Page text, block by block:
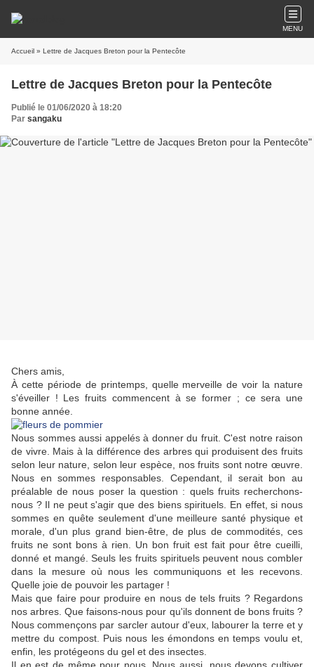
MENU
Accueil » Lettre de Jacques Breton pour la Pentecôte
Lettre de Jacques Breton pour la Pentecôte
Publié le 01/06/2020 à 18:20
Par sangaku
Chers amis,
À cette période de printemps, quelle merveille de voir la nature
s'éveiller ! Les fruits commencent à se former ; ce sera une
bonne année.
Nous sommes aussi appelés à donner du fruit. C'est notre raison
de vivre. Mais à la différence des arbres qui produisent des fruits
selon leur nature, selon leur espèce, nos fruits sont notre œuvre.
Nous en sommes responsables. Cependant, il serait bon au
préalable de nous poser la question : quels fruits recherchons-
nous ? Il ne peut s'agir que des biens spirituels. En effet, si nous
sommes en quête seulement d'une meilleure santé physique et
morale, d'un plus grand bien-être, de plus de commodités, ces
fruits ne sont bons à rien. Un bon fruit est fait pour être cueilli,
donné et mangé. Seuls les fruits spirituels peuvent nous combler
dans la mesure où nous les communiquons et les recevons.
Quelle joie de pouvoir les partager !
Mais que faire pour produire en nous de tels fruits ? Regardons
nos arbres. Que faisons-nous pour qu'ils donnent de bons fruits ?
Nous commençons par sarcler autour d'eux, labourer la terre et y
mettre du compost. Puis nous les émondons en temps voulu et,
enfin, les protégeons du gel et des insectes.